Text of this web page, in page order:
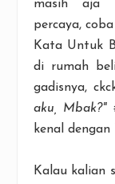
masih aja
percaya,
Kata Untuk
di rumah
gadisnya,
aku, Mbak?"
kenal
Kalau kalian